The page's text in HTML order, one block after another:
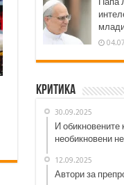
Критика
30.09.2025
И обикновените
необикновени
12.09.2025
Автори за